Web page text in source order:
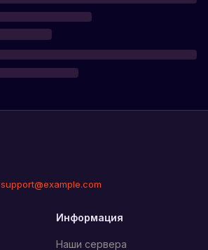
support@example.com
Информация
Наши сервера